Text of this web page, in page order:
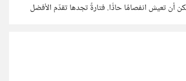
أن تعيش انفصامًا حادًّا. فتارةً تجدها تقدّم الأفضل